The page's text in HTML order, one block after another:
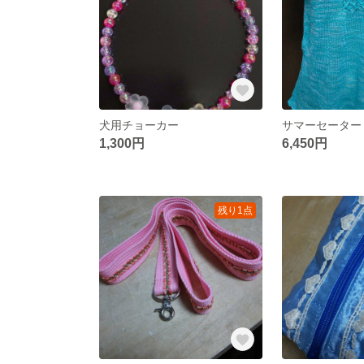
犬用チョーカー
1,300円
サマーセーター
6,450円
残り1点